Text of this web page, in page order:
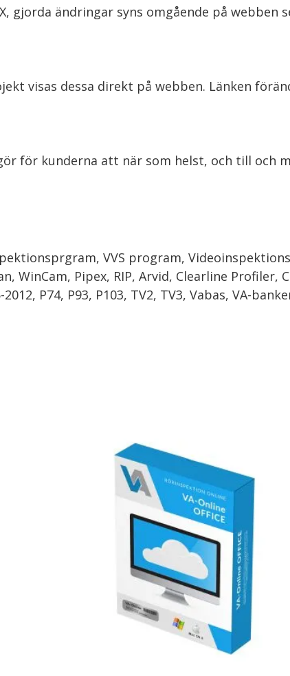
gjorda ändringar syns omgående på webben
visas dessa direkt på webben. Länken
för kunderna att när som helst, och till och
VVS program,
WinCam, Pipex, RIP, Arvid, Clearline
P74, P93, P103, TV2, TV3, Vabas, VA-